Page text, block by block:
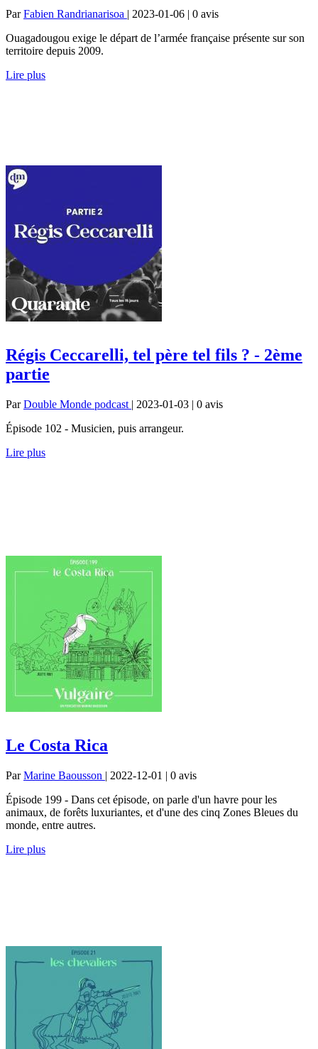
ParFabien Randrianarisoa | 2023-01-06 | 0 avis
Ouagadougou exige le départ de l’armée française présente sur son
territoire depuis 2009.
Lire plus
Régis Ceccarelli, tel père tel fils ? - 2ème
partie
ParDouble Monde podcast | 2023-01-03 | 0 avis
Épisode 102 - Musicien, puis arrangeur.
Lire plus
Le Costa Rica
ParMarine Baousson | 2022-12-01 | 0 avis
Épisode 199 - Dans cet épisode, on parle d'un havre pour les
animaux, de forêts luxuriantes, et d'une des cinq Zones Bleues du
monde, entre autres.
Lire plus